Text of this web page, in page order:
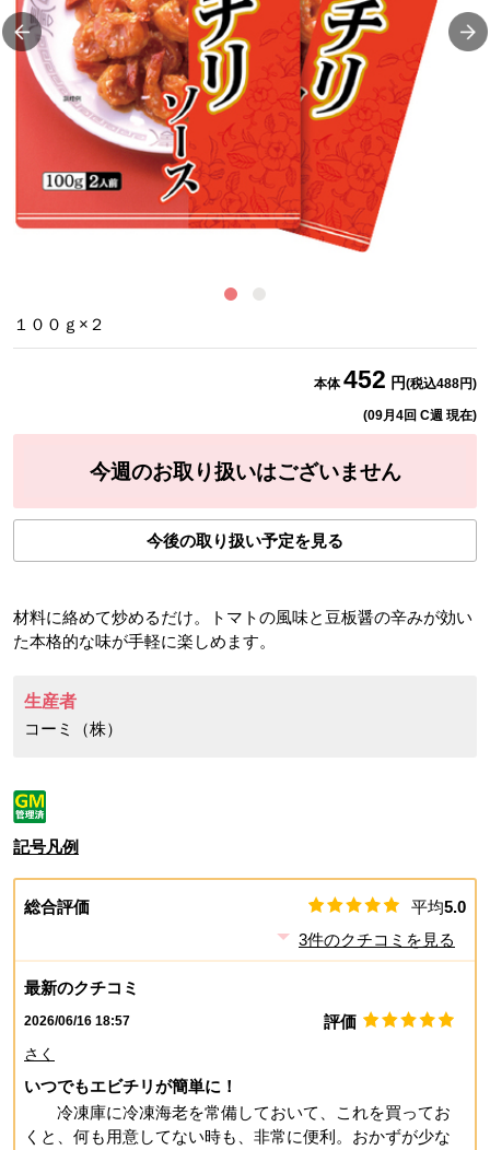
１００ｇ×２
本体452 円(税込488円)
(09月4回 C週 現在)
今週のお取り扱いはございません
今後の取り扱い予定を見る
材料に絡めて炒めるだけ。トマトの風味と豆板醤の辛みが効い
た本格的な味が手軽に楽しめます。
生産者
コーミ（株）
記号凡例
総合評価 平均5.0
3件のクチコミを見る
最新のクチコミ
2026/06/16 18:57 評価
さく
いつでもエビチリが簡単に！
冷凍庫に冷凍海老を常備しておいて、これを買ってお
くと、何も用意してない時も、非常に便利。おかずが少な